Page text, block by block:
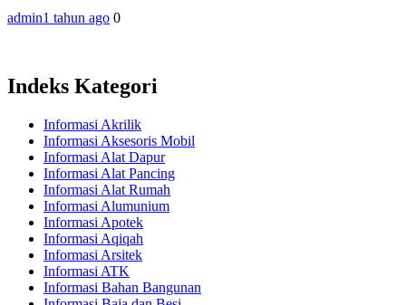
admin1 tahun ago 0
Indeks Kategori
Informasi Akrilik
Informasi Aksesoris Mobil
Informasi Alat Dapur
Informasi Alat Pancing
Informasi Alat Rumah
Informasi Alumunium
Informasi Apotek
Informasi Aqiqah
Informasi Arsitek
Informasi ATK
Informasi Bahan Bangunan